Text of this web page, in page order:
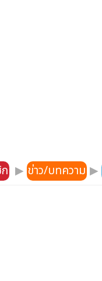
▶ ข่าว/บทความ ▶